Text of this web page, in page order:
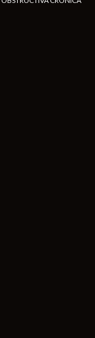
a Tu Alcance
que tiene como
al publico en
e
de forma eficaz,